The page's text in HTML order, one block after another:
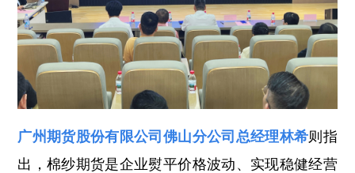
广州期货股份有限公司佛山分公司总经理林希则指
出，棉纱期货是企业熨平价格波动、实现稳健经营